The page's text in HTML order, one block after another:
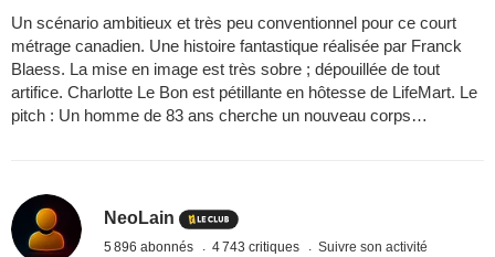
Un scénario ambitieux et très peu conventionnel pour ce court
métrage canadien. Une histoire fantastique réalisée par Franck
Blaess. La mise en image est très sobre ; dépouillée de tout
artifice. Charlotte Le Bon est pétillante en hôtesse de LifeMart. Le
pitch : Un homme de 83 ans cherche un nouveau corps…
NeoLain
5 896 abonnés 4 743 critiques Suivre son activité